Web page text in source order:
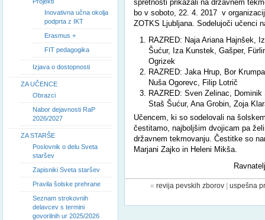
Inovativna učna okolja
podprta z IKT
Erasmus +
FIT pedagogika
Izjava o dostopnosti
ZA UČENCE
Obrazci
Nabor dejavnosti RaP
2026/2027
ZA STARŠE
Poslovnik o delu Sveta
staršev
Zapisniki Sveta staršev
Pravila šolske prehrane
Seznam strokovnih
delavcev s termini
govorilnih ur 2025/2026
spretnosti prikazali na državnem
bo v soboto, 22. 4. 2017 v
ZOTKS Ljubljana. Sodelujoči učenci
RAZRED: Naja Ariana Hajnšek,
Šućur, Iza Kunstek, Gašper,
Ogrizek
RAZRED: Jaka Hrup, Bor
Nuša Ogorevc, Filip Lotrič
RAZRED: Sven Zelinac,
Staš Šućur, Ana Grobin, Zoja
Učencem, ki so sodelovali na
čestitamo, najboljšim dvojicam pa
državnem tekmovanju. Čestitke so
Marjani Zajko in Heleni Mikša.
« revija pevskih zborov uspešna